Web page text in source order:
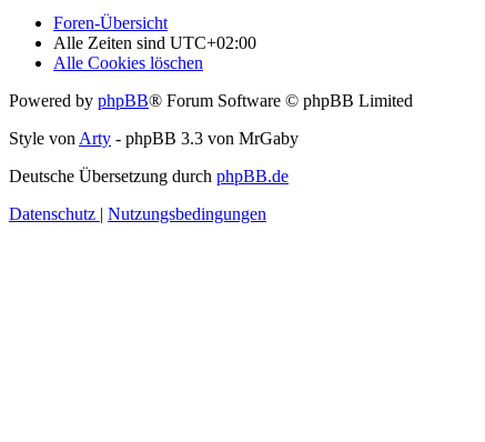
Foren-Übersicht
Alle Zeiten sind UTC+02:00
Alle Cookies löschen
Powered by phpBB® Forum Software © phpBB Limited
Style von Arty - phpBB 3.3 von MrGaby
Deutsche Übersetzung durch phpBB.de
Datenschutz | Nutzungsbedingungen